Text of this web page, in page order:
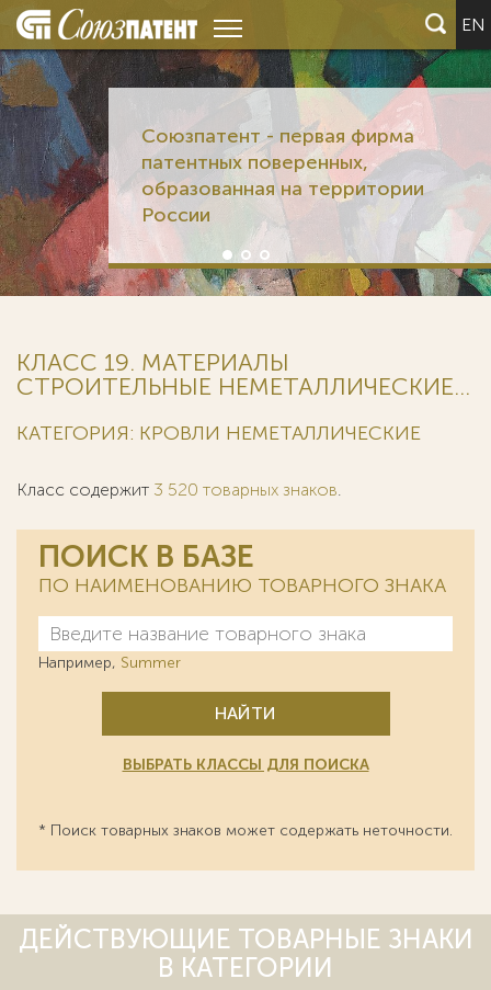
EN
Союзпатент - первая фирма
патентных поверенных,
образованная на территории
России
КЛАСС 19. МАТЕРИАЛЫ
СТРОИТЕЛЬНЫЕ НЕМЕТАЛЛИЧЕСКИЕ...
КАТЕГОРИЯ: КРОВЛИ НЕМЕТАЛЛИЧЕСКИЕ
Класс содержит 3 520 товарных знаков.
ПОИСК В БАЗЕ
ПО НАИМЕНОВАНИЮ ТОВАРНОГО ЗНАКА
Например, Summer
НАЙТИ
ВЫБРАТЬ КЛАССЫ ДЛЯ ПОИСКА
* Поиск товарных знаков может содержать неточности.
ДЕЙСТВУЮЩИЕ ТОВАРНЫЕ ЗНАКИ
В КАТЕГОРИИ